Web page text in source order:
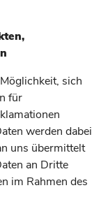
sich
für
werden dabei
uns übermittelt
an Dritte
im Rahmen des